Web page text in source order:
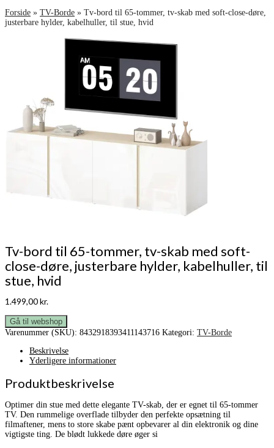
Forside » TV-Borde » Tv-bord til 65-tommer, tv-skab med soft-close-døre,
justerbare hylder, kabelhuller, til stue, hvid
Tv-bord til 65-tommer, tv-skab med soft-
close-døre, justerbare hylder, kabelhuller, til
stue, hvid
1.499,00kr.
Gå til webshop
Varenummer (SKU): 8432918393411143716 Kategori: TV-Borde
Beskrivelse
Yderligere informationer
Produktbeskrivelse
Optimer din stue med dette elegante TV-skab, der er egnet til 65-tommer
TV. Den rummelige overflade tilbyder den perfekte opsætning til
filmaftener, mens to store skabe pænt opbevarer al din elektronik og dine
vigtigste ting. De blødt lukkede døre øger si